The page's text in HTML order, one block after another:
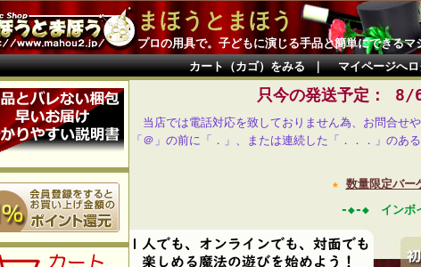
まほうとまほう
プロの用具で。子どもに演じる手品と簡単にできるマ
カート（カゴ）をみる｜ マイページへ
只今の発送予定： 8/
当店では電話対応を致しておりません為、お問合せ
「＠」の前に「．」、または連続した「．．．」のあ
★ 数量限定バー
-◆-◆ インボ